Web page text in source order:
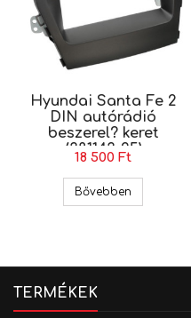
Hyundai Santa Fe 2
DIN autórádió
beszerel? keret
(381143-25)
18 500 Ft
Bővebben Hyundai
TERMÉKEK